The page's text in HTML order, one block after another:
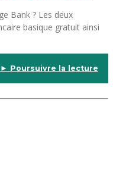
Bank ? Les deux
basique gratuit ainsi
► Poursuivre la lecture